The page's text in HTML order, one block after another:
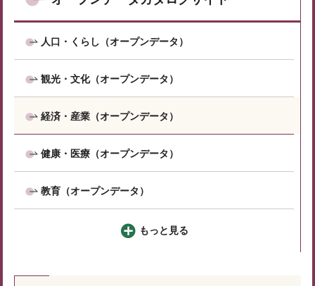
人口・くらし（オープンデータ）
観光・文化（オープンデータ）
経済・産業（オープンデータ）
健康・医療（オープンデータ）
教育（オープンデータ）
もっと見る